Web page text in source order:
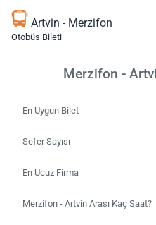
Artvin - Merzifon
Otobüs Bileti
Merzifon -
En Uygun Bilet
Sefer Sayısı
En Ucuz Firma
Merzifon - Artvin Arası Kaç Saat?